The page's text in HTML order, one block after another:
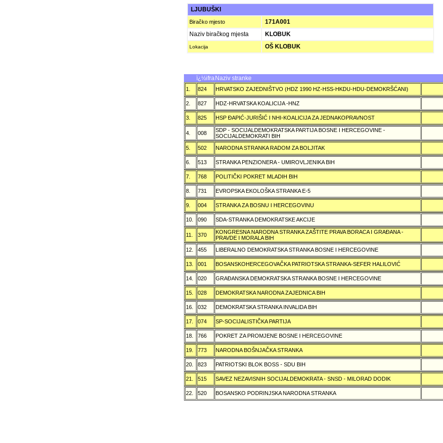
LJUBUŠKI
Biračko mjesto
171A001
Naziv biračkog mjesta
KLOBUK
Lokacija OŠ KLOBUK
ï¿½ifra Naziv stranke
1. 824 HRVATSKO ZAJEDNIŠTVO (HDZ 1990 HZ-HSS-HKDU-HDU-DEMOKRŠĆANI)
2. 827 HDZ-HRVATSKA KOALICIJA -HNZ
3. 825 HSP ÐAPIĆ-JURIŠIĆ I NHI-KOALICIJA ZA JEDNAKOPRAVNOST
4. 008
SDP - SOCIJALDEMOKRATSKA PARTIJA BOSNE I HERCEGOVINE -
SOCIJALDEMOKRATI BIH
5. 502 NARODNA STRANKA RADOM ZA BOLJITAK
6. 513 STRANKA PENZIONERA - UMIROVLJENIKA BIH
7. 768 POLITIČKI POKRET MLADIH BIH
8. 731 EVROPSKA EKOLOŠKA STRANKA E-5
9. 004 STRANKA ZA BOSNU I HERCEGOVINU
10. 090 SDA-STRANKA DEMOKRATSKE AKCIJE
11. 370
KONGRESNA NARODNA STRANKA ZAŠTITE PRAVA BORACA I GRAÐANA -
PRAVDE I MORALA BIH
12. 455 LIBERALNO DEMOKRATSKA STRANKA BOSNE I HERCEGOVINE
13. 001 BOSANSKOHERCEGOVAČKA PATRIOTSKA STRANKA-SEFER HALILOVIĆ
14. 020 GRAÐANSKA DEMOKRATSKA STRANKA BOSNE I HERCEGOVINE
15. 028 DEMOKRATSKA NARODNA ZAJEDNICA BIH
16. 032 DEMOKRATSKA STRANKA INVALIDA BIH
17. 074 SP-SOCIJALISTIČKA PARTIJA
18. 766 POKRET ZA PROMJENE BOSNE I HERCEGOVINE
19. 773 NARODNA BOŠNJAČKA STRANKA
20. 823 PATRIOTSKI BLOK BOSS - SDU BIH
21. 515 SAVEZ NEZAVISNIH SOCIJALDEMOKRATA - SNSD - MILORAD DODIK
22. 520 BOSANSKO PODRINJSKA NARODNA STRANKA